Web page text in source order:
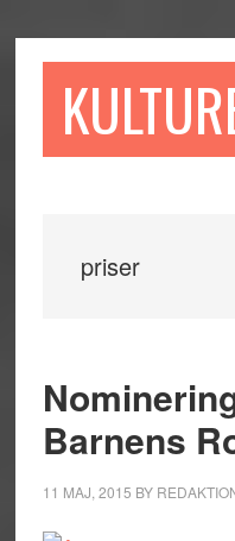
till
till
sidofältet
till
priser
Barnens
11 MAJ, 2015 BY